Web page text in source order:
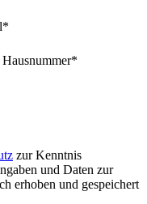
Hausnummer*
zur Kenntnis
und Daten zur
erhoben und gespeichert